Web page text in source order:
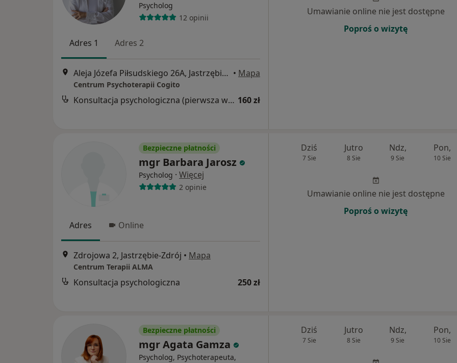
Psycholog
12 opinii
Adres 1 Adres 2
Aleja Józefa Piłsudskiego 26A, Jastrzębie-Zdrój • Mapa
Centrum Psychoterapii Cogito
Konsultacja psychologiczna (pierwsza wizyta) 160 zł
Umawianie online nie jest dostępne
Poproś o wizytę
Bezpieczne płatności
mgr Barbara Jarosz
Psycholog · Więcej
2 opinie
Adres Online
Zdrojowa 2, Jastrzębie-Zdrój • Mapa
Centrum Terapii ALMA
Konsultacja psychologiczna 250 zł
Dziś
7 Sie
Jutro
8 Sie
Ndz,
9 Sie
Pon,
10 Sie
Umawianie online nie jest dostępne
Poproś o wizytę
Bezpieczne płatności
mgr Agata Gamza
Psycholog, Psychoterapeuta,
Dziś
7 Sie
Jutro
8 Sie
Ndz,
9 Sie
Pon,
10 Sie